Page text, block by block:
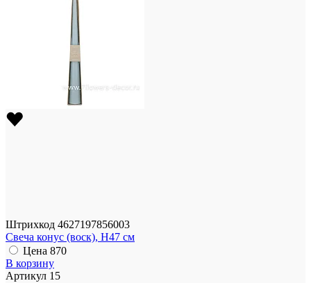
Штрихкод 4627197856003
Свеча конус (воск), H47 см
Цена 870
В корзину
Артикул 15